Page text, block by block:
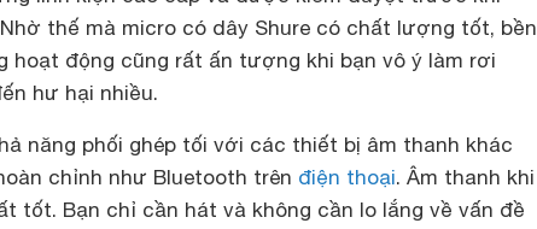
thế mà micro có dây Shure có chất lượng tốt, bền
hoạt động cũng rất ấn tượng khi bạn vô ý làm rơi
hư hại nhiều.
năng phối ghép tối với các thiết bị âm thanh khác
chỉnh như Bluetooth trên điện thoại. Âm thanh khi
tốt. Bạn chỉ cần hát và không cần lo lắng về vấn đề